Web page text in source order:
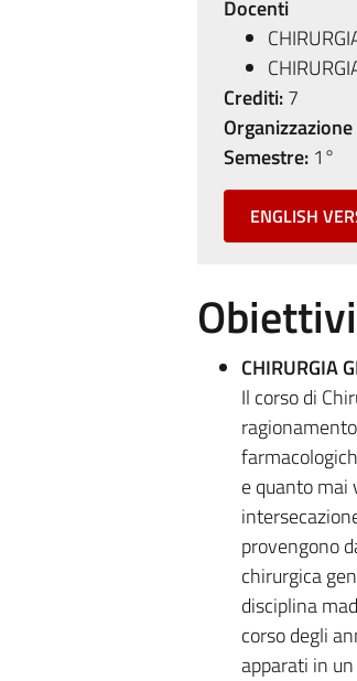
Docenti
Crediti:7
Semestre:1°
ENGLISH
CHIRURGIA
Il corso di
e quanto mai
provengono
chirurgica
disciplina
corso degli
apparati in